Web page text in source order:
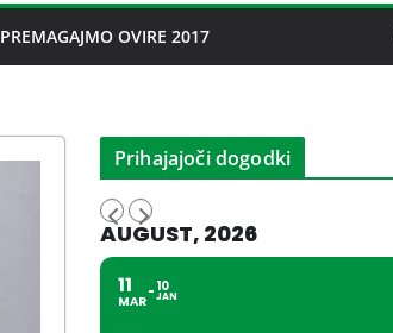
PREMAGAJMO OVIRE 2017
Prihajajoči dogodki
AUGUST, 2026
11
MAR
10
JAN